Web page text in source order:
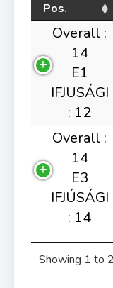
Pos.
Overall :
14
E1
IFJUSÁGI
: 12
Overall :
14
E3
IFJÚSÁGI
: 14
Showing 1 to